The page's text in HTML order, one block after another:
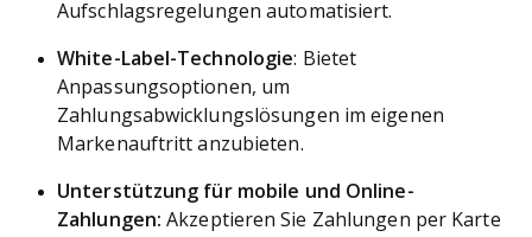
Aufschlagsregelungen automatisiert.
White-Label-Technologie: Bietet
Anpassungsoptionen, um
Zahlungsabwicklungslösungen im eigenen
Markenauftritt anzubieten.
Unterstützung für mobile und Online-
Zahlungen: Akzeptieren Sie Zahlungen per Karte